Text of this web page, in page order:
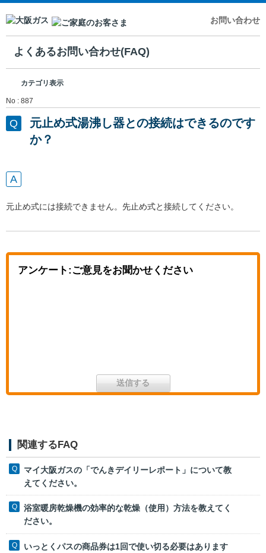
お問い合わせ
よくあるお問い合わせ(FAQ)
カテゴリ表示
No : 887
元止め式湯沸し器との接続はできるのです
か？
元止め式には接続できません。先止め式と接続してください。
アンケート:ご意見をお聞かせください
関連するFAQ
マイ大阪ガスの「でんきデイリーレポート」について教
えてください。
浴室暖房乾燥機の効率的な乾燥（使用）方法を教えてく
ださい。
いっとくパスの商品券は1回で使い切る必要はあります